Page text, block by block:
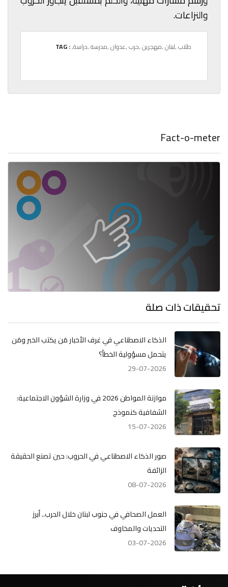
والنزاعات.
TAG : ,طلاب,لبنان,مهجرين,حرب,عدوان,مدرسة,دراسة
Fact-o-meter
تحقيقات ذات صلة
الذكاء الاصطناعي في غرف الأخبار مَن يكتب الخبر ومَن
يتحمل مسؤولية الخطأ؟
29-07-2026
موازنة المواطن 2026 في وزارة الشؤون الاجتماعية:
الشفافية كنموذج
15-07-2026
صور الذكاء الاصطناعي في الحروب: حين تصنع الحقيقة
الزائفة
08-07-2026
العمل الصحافي في جنوب لبنان خلال الحرب.. أبرز
التحديات والمخاوف
03-07-2026